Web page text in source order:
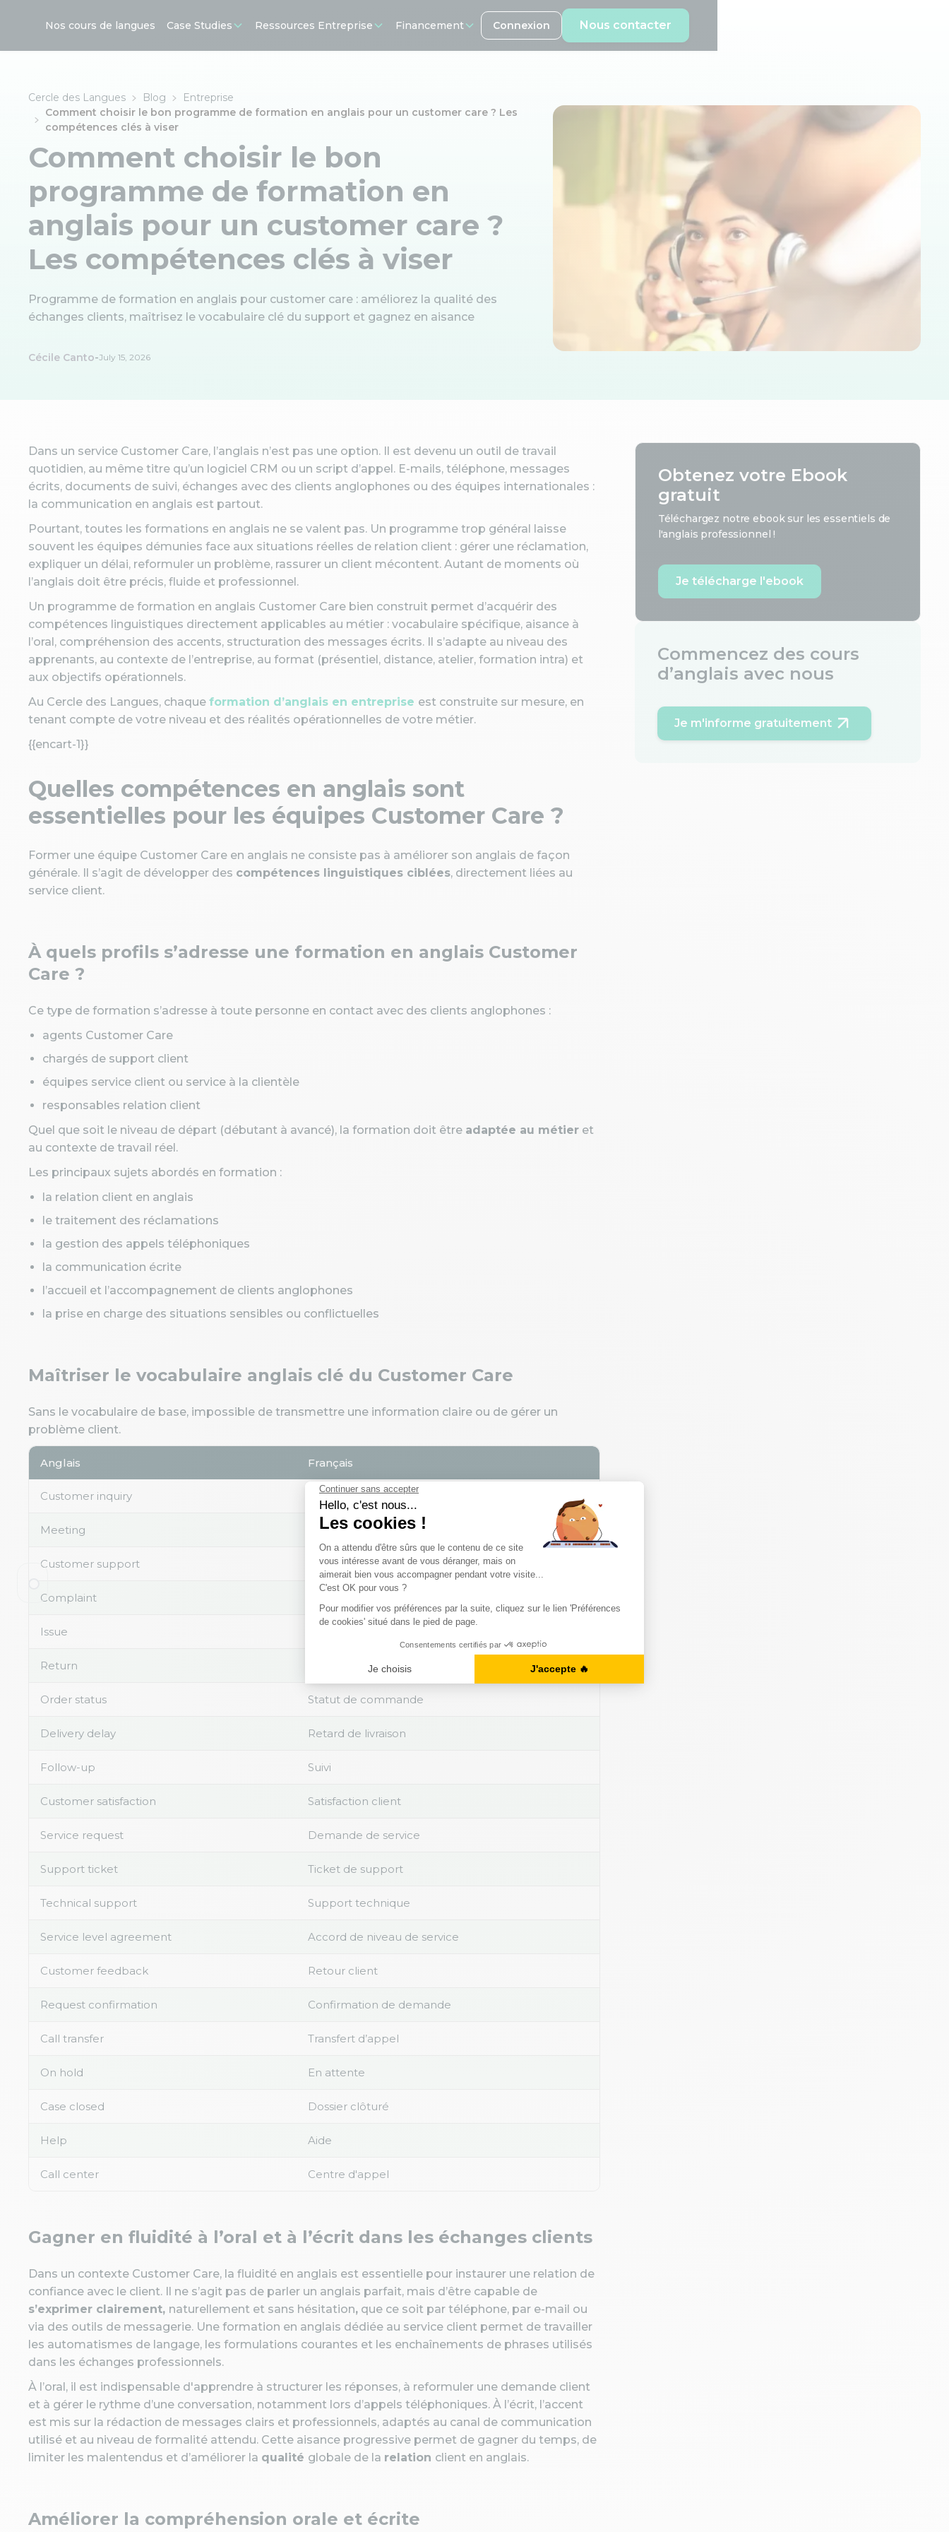
Nos cours de langues Case Studies Ressources Entreprise Financement Connexion Nous contacter
Cercle des Langues Blog
Entreprise
Comment choisir le bon programme de formation en anglais pour un customer care ? Les
compétences clés à viser
Comment choisir le bon
programme de formation en
anglais pour un customer care ?
Les compétences clés à viser
Programme de formation en anglais pour customer care : améliorez la qualité des
échanges clients, maîtrisez le vocabulaire clé du support et gagnez en aisance
Cécile Canto-July 15, 2026
Dans un service Customer Care, l’anglais n’est pas une option. Il est devenu un outil de travail
quotidien, au même titre qu’un logiciel CRM ou un script d’appel. E-mails, téléphone, messages
écrits, documents de suivi, échanges avec des clients anglophones ou des équipes internationales :
la communication en anglais est partout.
Pourtant, toutes les formations en anglais ne se valent pas. Un programme trop général laisse
souvent les équipes démunies face aux situations réelles de relation client : gérer une réclamation,
expliquer un délai, reformuler un problème, rassurer un client mécontent. Autant de moments où
l’anglais doit être précis, fluide et professionnel.
Un programme de formation en anglais Customer Care bien construit permet d’acquérir des
compétences linguistiques directement applicables au métier : vocabulaire spécifique, aisance à
l’oral, compréhension des accents, structuration des messages écrits. Il s’adapte au niveau des
apprenants, au contexte de l’entreprise, au format (présentiel, distance, atelier, formation intra) et
aux objectifs opérationnels.
Au Cercle des Langues, chaque formation d’anglais en entreprise est construite sur mesure, en
tenant compte de votre niveau et des réalités opérationnelles de votre métier.
{{encart-1}}
Quelles compétences en anglais sont
essentielles pour les équipes Customer Care ?
Former une équipe Customer Care en anglais ne consiste pas à améliorer son anglais de façon
générale. Il s’agit de développer des compétences linguistiques ciblées, directement liées au
service client.
À quels profils s’adresse une formation en anglais Customer
Care ?
Ce type de formation s’adresse à toute personne en contact avec des clients anglophones :
agents Customer Care
chargés de support client
équipes service client ou service à la clientèle
responsables relation client
Quel que soit le niveau de départ (débutant à avancé), la formation doit être adaptée au métier et
au contexte de travail réel.
Les principaux sujets abordés en formation :
la relation client en anglais
le traitement des réclamations
la gestion des appels téléphoniques
la communication écrite
l’accueil et l’accompagnement de clients anglophones
la prise en charge des situations sensibles ou conflictuelles
Maîtriser le vocabulaire anglais clé du Customer Care
Sans le vocabulaire de base, impossible de transmettre une information claire ou de gérer un
problème client.
Anglais Français
Customer inquiry Demande client
Meeting Réunion
Customer support Support client
Complaint Réclamation
Issue
Return
Order status Statut de commande
Delivery delay Retard de livraison
Follow-up Suivi
Customer satisfaction Satisfaction client
Service request Demande de service
Support ticket Ticket de support
Technical support Support technique
Service level agreement Accord de niveau de service
Customer feedback Retour client
Request confirmation Confirmation de demande
Call transfer Transfert d’appel
On hold En attente
Case closed Dossier clôturé
Help Aide
Call center Centre d'appel
Gagner en fluidité à l’oral et à l’écrit dans les échanges clients
Dans un contexte Customer Care, la fluidité en anglais est essentielle pour instaurer une relation de
confiance avec le client. Il ne s’agit pas de parler un anglais parfait, mais d’être capable de
s’exprimer clairement, naturellement et sans hésitation, que ce soit par téléphone, par e-mail ou
via des outils de messagerie. Une formation en anglais dédiée au service client permet de travailler
les automatismes de langage, les formulations courantes et les enchaînements de phrases utilisés
dans les échanges professionnels.
À l’oral, il est indispensable d'apprendre à structurer les réponses, à reformuler une demande client
et à gérer le rythme d’une conversation, notamment lors d’appels téléphoniques. À l’écrit, l’accent
est mis sur la rédaction de messages clairs et professionnels, adaptés au canal de communication
utilisé et au niveau de formalité attendu. Cette aisance progressive permet de gagner du temps, de
limiter les malentendus et d’améliorer la qualité globale de la relation client en anglais.
Améliorer la compréhension orale et écrite
Obtenez votre Ebook
gratuit
Téléchargez notre ebook sur les essentiels de
l'anglais professionnel !
Je télécharge l'ebook
Commencez des cours
d’anglais avec nous
Je m'informe gratuitement